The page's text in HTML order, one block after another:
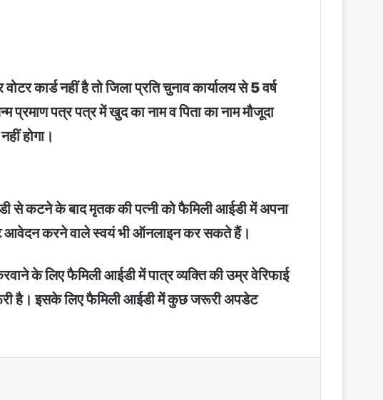
कार्ड नहीं है तो जिला प्रति चुनाव कार्यालय से 5 वर्ष
प्रमाण पत्र पत्र में खुद का नाम व पिता का नाम मौजूदा
होगा।
से कटने के बाद मृतक की पत्नी को फैमिली आईडी में अपना
आवेदन करने वाले स्वयं भी ऑनलाइन कर सकते हैं।
के लिए फैमिली आईडी में पात्र व्यक्ति की उम्र वेरिफाई
है। इसके लिए फैमिली आईडी में कुछ जरूरी अपडेट